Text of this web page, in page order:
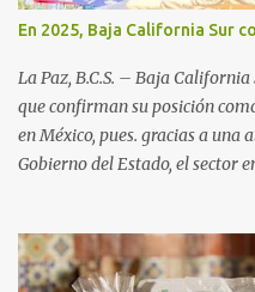
En 2025, Baja California Sur
La Paz, B.C.S. – Baja
que confirman su posición
en México, pues. gracias a una
Gobierno del Estado, el sector
una derrama económica sin
este periodo vacacional son